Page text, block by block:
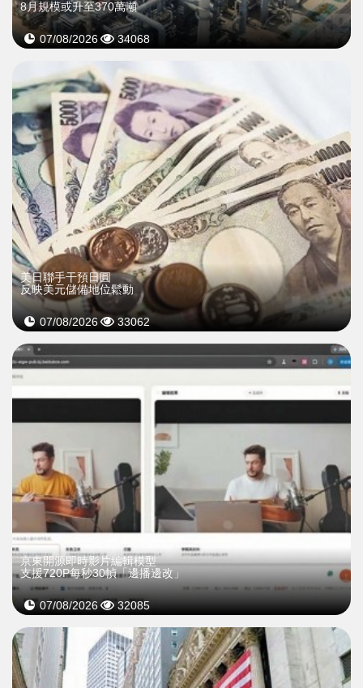
8月規模或升至370萬噸
07/08/2026 34068
美日聯手干預日圓
反映美元儲備地位鬆動
07/08/2026 33062
京東開源即時影片編輯模型
支援720P每秒30幀「邊播邊改」
07/08/2026 32085